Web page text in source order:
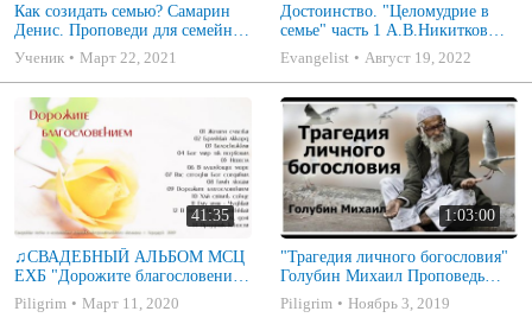
Как созидать семью? Самарин
Денис. Проповеди для семейных
МСЦ ЕХБ
Ученик Март 22, 2021
Достоинство. "Целомудрие в
семье" часть 1 А.В.Никитков
Беседа для семейных МСЦ ЕХБ
Evangelist Август 19, 2022
41:35
♫СВАДЕБНЫЙ АЛЬБОМ МСЦ
ЕХБ "Дорожите благословением
- Христианские песни.
Музыкальный диск. Псалмы
Piligrim Март 11, 2020
1:03:00
"Трагедия личного богословия"
Голубин Михаил Проповедь
2019
Piligrim Ноябрь 3, 2019